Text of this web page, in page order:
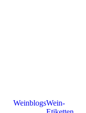
WeinblogsWein-